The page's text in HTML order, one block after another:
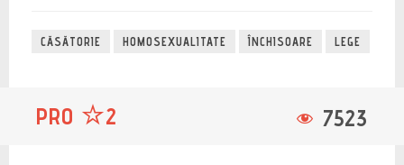
CĂSĂTORIE HOMOSEXUALITATE ÎNCHISOARE LEGE
PRO 2 7523